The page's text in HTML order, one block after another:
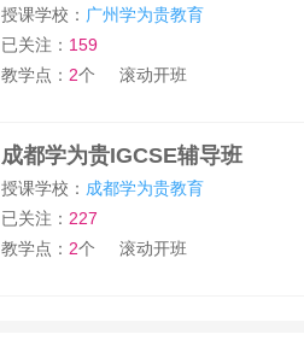
授课学校： 广州学为贵教育
已关注： 159
教学点： 2个 滚动开班
成都学为贵IGCSE辅导班
授课学校： 成都学为贵教育
已关注： 227
教学点： 2个 滚动开班